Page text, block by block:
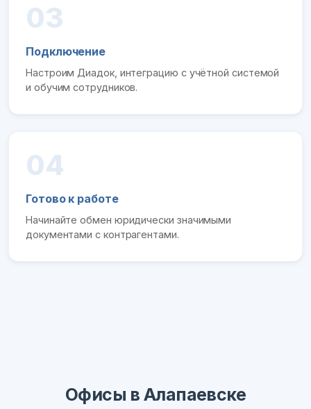
03
Подключение
Настроим Диадок, интеграцию с учётной системой
и обучим сотрудников.
04
Готово к работе
Начинайте обмен юридически значимыми
документами с контрагентами.
Офисы в Алапаевске